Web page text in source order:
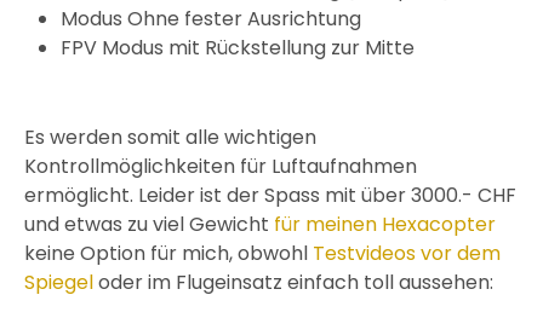
Modus Ohne fester Ausrichtung
FPV Modus mit Rückstellung zur Mitte
Es werden somit alle wichtigen
Kontrollmöglichkeiten für Luftaufnahmen
ermöglicht. Leider ist der Spass mit über 3000.- CHF
und etwas zu viel Gewicht für meinen Hexacopter
keine Option für mich, obwohl Testvideos vor dem
Spiegeloder im Flugeinsatz einfach toll aussehen: